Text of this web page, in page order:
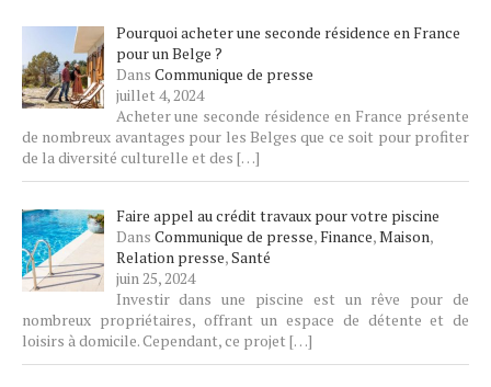
Pourquoi acheter une seconde résidence en France
pour un Belge ?
Dans Communique de presse
juillet 4, 2024
Acheter une seconde résidence en France présente
de nombreux avantages pour les Belges que ce soit pour profiter
de la diversité culturelle et des […]
Faire appel au crédit travaux pour votre piscine
Dans Communique de presse,Finance,Maison,
Relation presse,Santé
juin 25, 2024
Investir dans une piscine est un rêve pour de
nombreux propriétaires, offrant un espace de détente et de
loisirs à domicile. Cependant, ce projet […]